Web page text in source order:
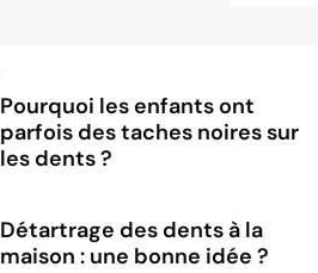
Pourquoi les enfants ont
parfois des taches noires sur
les dents ?
Détartrage des dents à la
maison : une bonne idée ?